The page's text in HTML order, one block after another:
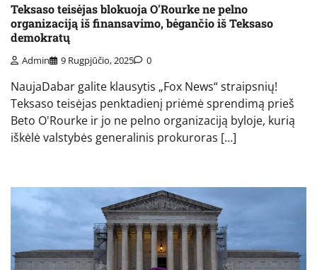
Teksaso teisėjas blokuoja O'Rourke ne pelno
organizaciją iš finansavimo, bėgančio iš Teksaso
demokratų
Admin 9 Rugpjūčio, 2025 0
NaujaDabar galite klausytis „Fox News“ straipsnių!
Teksaso teisėjas penktadienį priėmė sprendimą prieš
Beto O'Rourke ir jo ne pelno organizaciją byloje, kurią
iškėlė valstybės generalinis prokuroras […]